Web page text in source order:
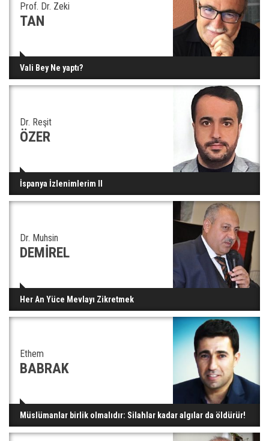
Prof. Dr. Zeki
TAN
Vali Bey Ne yaptı?
Dr. Reşit
ÖZER
İspanya İzlenimlerim II
Dr. Muhsin
DEMİREL
Her An Yüce Mevlayı Zikretmek
Ethem
BABRAK
Müslümanlar birlik olmalıdır: Silahlar kadar algılar da öldürür!